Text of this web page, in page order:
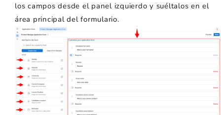
los campos desde el panel izquierdo y suéltalos en el
área principal del formulario.